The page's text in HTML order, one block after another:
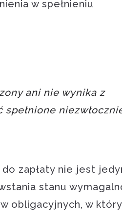
w spełnieniu
ani nie wynika z
zapłaty nie jest
stanu
obligacyjnych, w